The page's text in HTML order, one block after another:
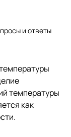
и ответы
температуры
как